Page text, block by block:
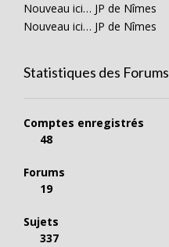
Nouveau ici… JP de Nîmes
Nouveau ici… JP de Nîmes
Statistiques des Forums
Comptes enregistrés
48
Forums
19
Sujets
337